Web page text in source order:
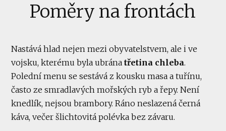
Poměry na frontách
Nastává hlad nejen mezi obyvatelstvem, ale i ve
vojsku, kterému byla ubránatřetina chleba.
Polední menu se sestává z kousku masa a tuřínu,
často ze smradlavých mořských ryb a řepy. Není
knedlík, nejsou brambory. Ráno neslazená černá
káva, večer šlichtovitá polévka bez závaru.